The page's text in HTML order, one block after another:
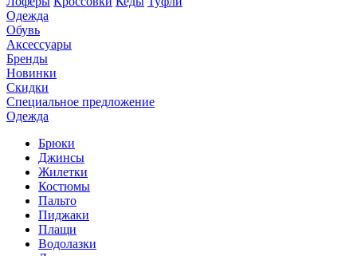
Одежда
Обувь
Аксессуары
Бренды
Новинки
Скидки
Специальное предложение
Одежда
Брюки
Джинсы
Жилетки
Костюмы
Пальто
Пиджаки
Плащи
Водолазки